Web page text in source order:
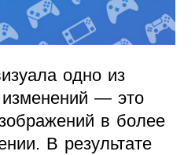
одно из
— это
в более
В результате